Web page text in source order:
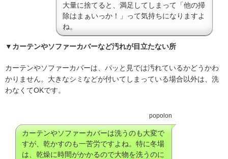
大量に捨てると、満足してしまって「他の掃
除はまぁいっか！」って気持ちになりますよ
ね。
▼カーテンやソファーカバーなど汚れが目立たない所
カーテンやソファーカバーは、パッと見では汚れているかどうかわ
かりません。大きなシミなどが付いてしまっている場合以外は、洗
わなくてOKです。
popolon
カーテンやソファーカバーは洗うのも大変で
すが、乾かすのも一苦労ですよね。特に冬場
は、乾燥に時間がかかるので大物を洗うのに